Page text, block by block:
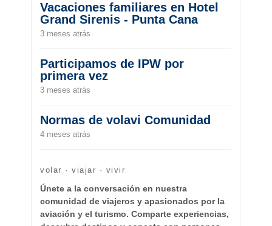
Vacaciones familiares en Hotel
Grand Sirenis - Punta Cana
3 meses atrás
Participamos de IPW por
primera vez
3 meses atrás
Normas de volavi Comunidad
4 meses atrás
volar · viajar · vivir
Únete a la conversación en nuestra
comunidad de viajeros y apasionados por la
aviación y el turismo. Comparte experiencias,